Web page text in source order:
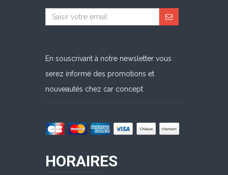
En souscrivant à notre newsletter vous
serez informé des promotions et
nouveautés chez car concept
HORAIRES